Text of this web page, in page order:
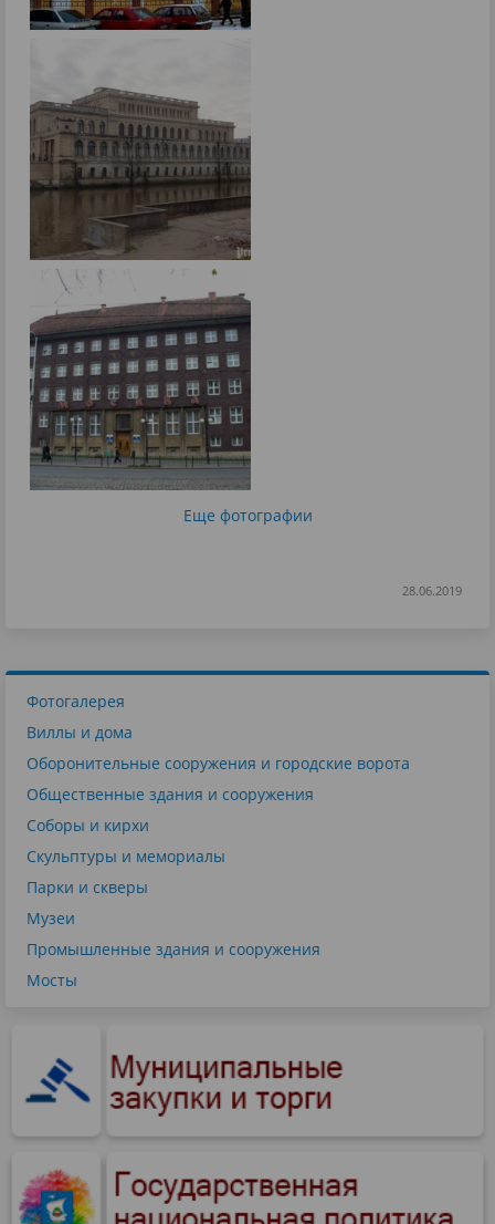
Еще фотографии
28.06.2019
Фотогалерея
Виллы и дома
Оборонительные сооружения и городские ворота
Общественные здания и сооружения
Соборы и кирхи
Скульптуры и мемориалы
Парки и скверы
Музеи
Промышленные здания и сооружения
Мосты